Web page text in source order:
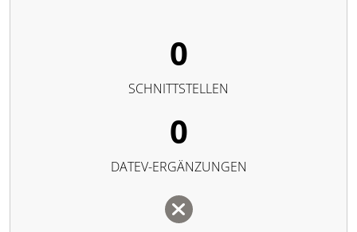
0
SCHNITTSTELLEN
0
DATEV-ERGÄNZUNGEN